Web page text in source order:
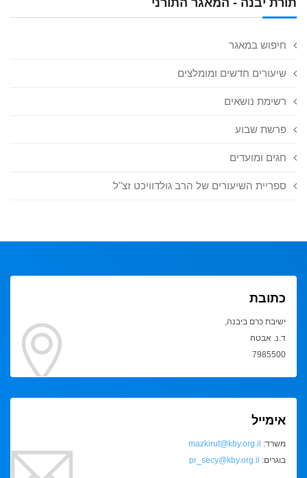
תורת יבנה - המאגר התורני
חיפוש במאגר
שיעורים חדשים ומומלצים
רשימת נושאים
פרשת שבוע
חגים ומועדים
ספריית השיעורים של הרב גולדוויכט זצ"ל
כתובת
ישיבת כרם ביבנה,
ד.נ. אבטח
7985500
אימייל
משרד: mazkirut@kby.org.il
בוגרים: pr_secy@kby.org.il